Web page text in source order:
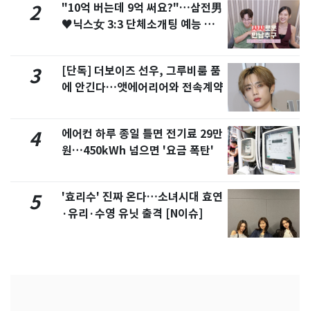
2
"10억 버는데 9억 써요?"…삼전男
♥닉스女 3:3 단체소개팅 예능 화
3
[단독] 더보이즈 선우, 그루비룸 품
에 안긴다…앳에어리어와 전속계약
4
에어컨 하루 종일 틀면 전기료 29만
원…450kWh 넘으면 '요금 폭탄'
5
'효리수' 진짜 온다…소녀시대 효연
·유리·수영 유닛 출격 [N이슈]